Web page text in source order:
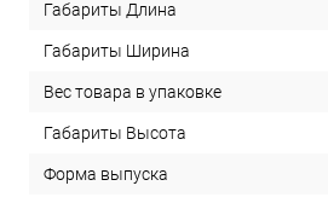
Габариты Длина
Габариты Ширина
Вес товара в упаковке
Габариты Высота
Форма выпуска